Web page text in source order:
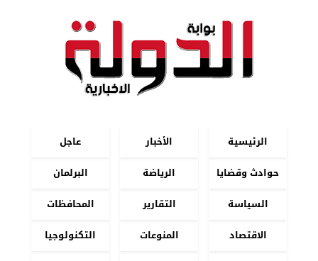
الرئيسية الأخبار
عاجل
حوادث وقضايا
الرياضة
البرلمان
السياسة
التقارير
المحافظات
الاقتصاد
المنوعات
التكنولوجيا